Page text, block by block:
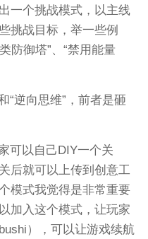
一个挑战模式，以主线
挑战目标，举一些例
防御塔”、“禁用能量
“逆向思维”，前者是砸
可以自己DIY一个关
后就可以上传到创意工
模式我觉得是非常重要
加入这个模式，让玩家
），可以让游戏续航